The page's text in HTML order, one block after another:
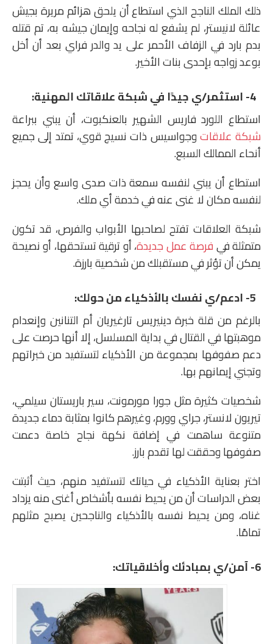
ذلك الملك الناجح الذي استطاع أن يلحق هزائم مريرة بجيش
عائلة لانيستر، لم يشفع له نجاحه وإيمان جيشه به، تم قتله
بدم بارد في الزفاف الأحمر على يد والدر فراي بعد أن أخل
بوعد زواجه بإحدى بنات الأخير.
استطاع اللورد فاريس الشهير بالعنكبوت، أن يبني ببراعة
شبكة علاقاتوجواسيس ذات نسيج قوي، تمتد إلى جميع
أنحاء الممالك السبع.
استطاع أن يبني لنفسه سمعة ذات صدى واسع وأن يحجز
لنفسه مكان لا غنى عنه في خدمة أي ملك.
شبكة العلاقات تفتح لصاحبها الأبواب والفرص، قد تكون
متمثلة فيفرصة عمل جديدة، أو ترقية تستحقها، أو نصيحة
يمكن أن تؤثر في مستقبلك من شخصية بارزة.
بالرغم من قلة خبرة دينيريس تارغيريان أم التنانين وإنعدام
موهبتها في القتال في بداية المسلسل، إلا أنها حرصت على
دعم صفوفها بمجموعة من الأذكياء لتستفيد من خبراتهم
وتجني إيمانهم بها.
شخصيات كثيرة مثل جورا مورمونت، سير باريستان سيلمي،
تيريون لانستر، جراي وورم، وغيرهم كانوا بمثابة دماء جديدة
متنوعة ساهمت في إضافة نكهة نجاح خاصة دعمت
صفوفها وحققت لها تقدم بارز.
اختر بعناية الأذكياء في حياتك لتستفيد منهم، حيث أثبتت
بعض الدراسات أن من يحيط نفسه بأشخاص أغنى منه يزداد
غناه، ومن يحيط نفسه بالأذكياء والناجحين يصبح مثلهم
تمامًا.
6- آمن/ي بمبادئك وأخلاقياتك: